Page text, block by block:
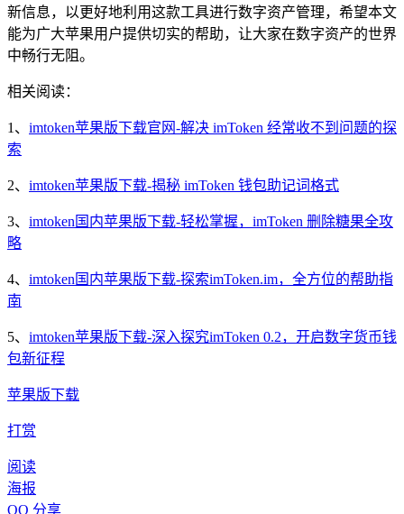
新信息，以更好地利用这款工具进行数字资产管理，希望本文
能为广大苹果用户提供切实的帮助，让大家在数字资产的世界
中畅行无阻。
相关阅读：
1、 imtoken苹果版下载官网-解决 imToken 经常收不到问题的探
索
2、 imtoken苹果版下载-揭秘 imToken 钱包助记词格式
3、 imtoken国内苹果版下载-轻松掌握，imToken 删除糖果全攻
略
4、 imtoken国内苹果版下载-探索imToken.im，全方位的帮助指
南
5、 imtoken苹果版下载-深入探究imToken 0.2，开启数字货币钱
包新征程
苹果版下载
打赏
阅读
海报
QQ 分享